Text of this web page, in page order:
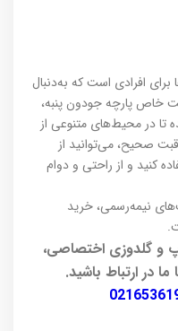
برای افرادی است که به‌دنبال
خاص پارچه جودون پنبه،
تا در محیط‌های متنوعی از
صحیح، می‌توانید از
کنید و از راحتی و دوام
نیمه‌رسمی، خرید
و گلدوزی اختصاصی،
در ارتباط باشید.